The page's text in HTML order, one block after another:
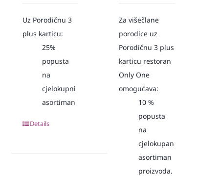
Uz Porodičnu 3
plus karticu:
25%
popusta
na
cjelokupni
asortiman
Details
Za višečlane
porodice uz
Porodičnu 3 plus
karticu restoran
Only One
omogućava:
10%
popusta
na
cjelokupan
asortiman
proizvoda.